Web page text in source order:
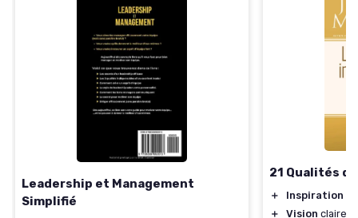
Leadership et Management
Simplifié
21 Qualités
＋ Inspiration
＋
Vision claire